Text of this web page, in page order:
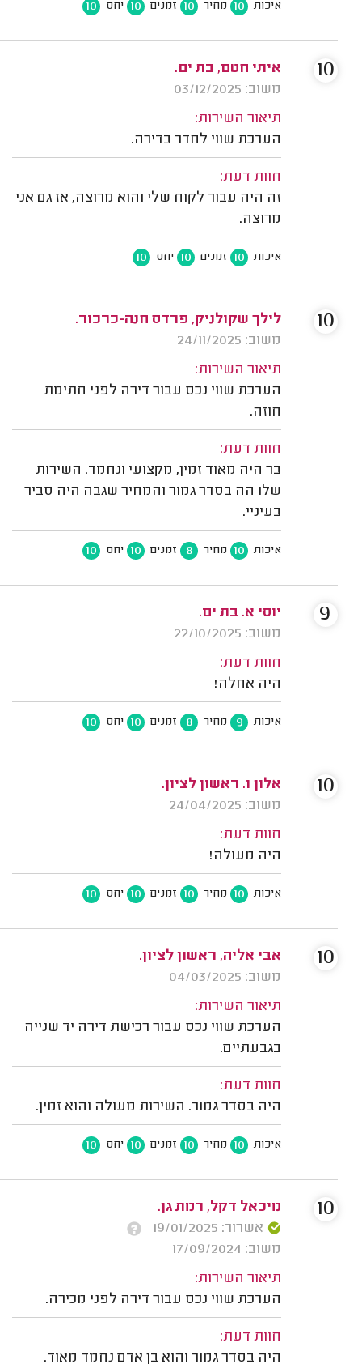
איכות 10 מחיר 10 זמנים 10 יחס 10
איתי חטם, בת ים.
משוב: 03/12/2025
תיאור השירות:
הערכת שווי לחדר בדירה.
חוות דעת:
זה היה עבור לקוח שלי והוא מרוצה, אז גם אני
מרוצה.
איכות 10 זמנים 10 יחס 10
10
לילך שקולניק, פרדס חנה-כרכור.
משוב: 24/11/2025
תיאור השירות:
הערכת שווי נכס עבור דירה לפני חתימת
חוזה.
חוות דעת:
בר היה מאוד זמין, מקצועי ונחמד. השירות
שלו הה בסדר גמור והמחיר שגבה היה סביר
בעיניי.
איכות 10 מחיר 8 זמנים 10 יחס 10
10
יוסי א. בת ים.
משוב: 22/10/2025
חוות דעת:
היה אחלה!
איכות 9 מחיר 8 זמנים 10 יחס 10
9
אלון ו. ראשון לציון.
משוב: 24/04/2025
חוות דעת:
היה מעולה!
איכות 10 מחיר 10 זמנים 10 יחס 10
10
אבי אליה, ראשון לציון.
משוב: 04/03/2025
תיאור השירות:
הערכת שווי נכס עבור רכישת דירה יד שנייה
בגבעתיים.
חוות דעת:
היה בסדר גמור. השירות מעולה והוא זמין.
איכות 10 מחיר 10 זמנים 10 יחס 10
10
מיכאל דקל, רמת גן.
אשרור: 19/01/2025
משוב: 17/09/2024
תיאור השירות:
הערכת שווי נכס עבור דירה לפני מכירה.
חוות דעת:
היה בסדר גמור והוא בן אדם נחמד מאוד.
10